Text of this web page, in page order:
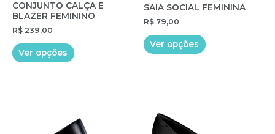
CONJUNTO CALÇA E
BLAZER FEMININO
R$ 239,00
Ver opções
produto
opções
SAIA SOCIAL FEMININA
R$ 79,00
Ver opções
produto